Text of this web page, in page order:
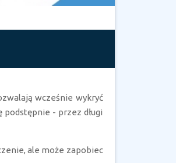
wcześnie wykryć
- przez długi
ale może zapobiec